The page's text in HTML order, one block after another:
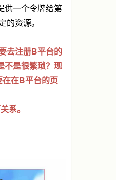
供一个令牌给第
资源。
去注册B平台的
不是很繁琐？现
在B平台的页
系。